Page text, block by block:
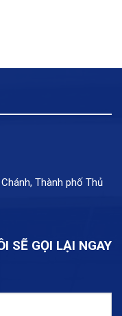
Thành phố Thủ
SẼ GỌI LẠI NGAY